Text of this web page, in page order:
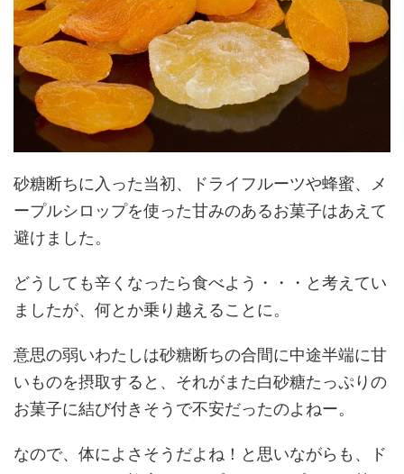
砂糖断ちに入った当初、ドライフルーツや蜂蜜、メ
ープルシロップを使った甘みのあるお菓子はあえて
避けました。
どうしても辛くなったら食べよう・・・と考えてい
ましたが、何とか乗り越えることに。
意思の弱いわたしは砂糖断ちの合間に中途半端に甘
いものを摂取すると、それがまた白砂糖たっぷりの
お菓子に結び付きそうで不安だったのよねー。
なので、体によさそうだよね！と思いながらも、ド